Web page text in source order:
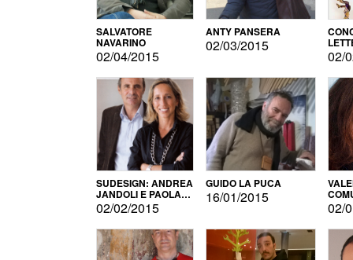
SALVATORE
NAVARINO
02/04/2015
ANTY PANSERA
02/03/2015
02/
SUDESIGN: ANDREA
JANDOLI E PAOLA
PISAPIA
02/02/2015
GUIDO LA PUCA
16/01/2015
02/